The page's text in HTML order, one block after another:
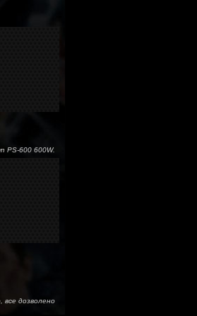
PS-600 600W.
все дозволено